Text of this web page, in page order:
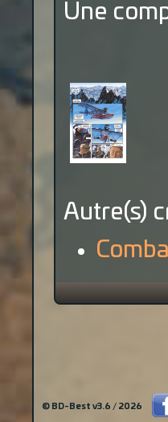
Une
Autre(s)
© BD-Best v3.6 / 2026